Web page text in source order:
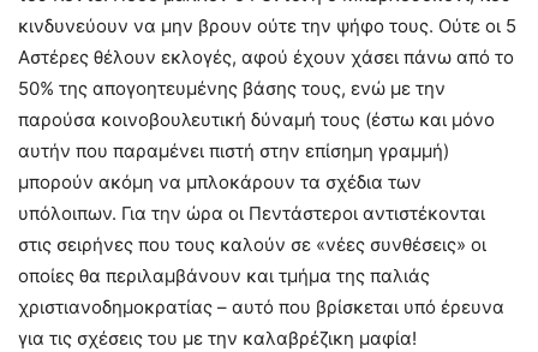
κινδυνεύουν να μην βρουν ούτε την ψήφο τους. Ούτε οι 5
Αστέρες θέλουν εκλογές, αφού έχουν χάσει πάνω από το
50% της απογοητευμένης βάσης τους, ενώ με την
παρούσα κοινοβουλευτική δύναμή τους (έστω και μόνο
αυτήν που παραμένει πιστή στην επίσημη γραμμή)
μπορούν ακόμη να μπλοκάρουν τα σχέδια των
υπόλοιπων. Για την ώρα οι Πεντάστεροι αντιστέκονται
στις σειρήνες που τους καλούν σε «νέες συνθέσεις» οι
οποίες θα περιλαμβάνουν και τμήμα της παλιάς
χριστιανοδημοκρατίας – αυτό που βρίσκεται υπό έρευνα
για τις σχέσεις του με την καλαβρέζικη μαφία!